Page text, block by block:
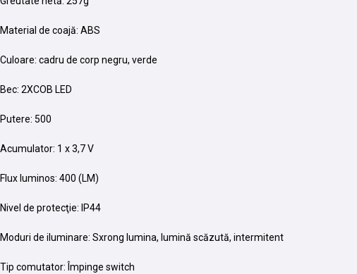
Material de coajă: ABS
Culoare: cadru de corp negru, verde
Bec: 2XCOB LED
Putere: 500
Acumulator: 1 x 3,7 V
Flux luminos: 400 (LM)
Nivel de protecţie: IP44
Moduri de iluminare: Sxrong lumina, lumină scăzută, intermitent
Tip comutator: Împinge switch